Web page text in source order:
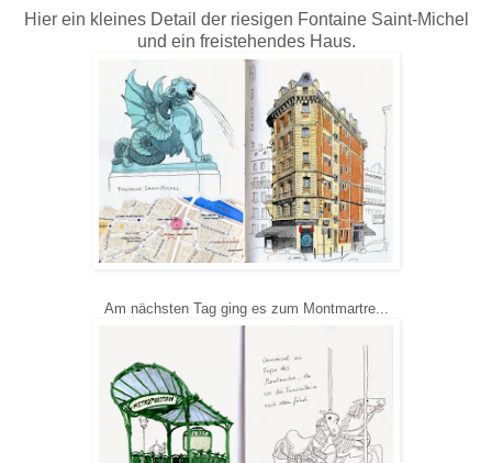
Hier ein kleines Detail der riesigen Fontaine Saint-Michel
und ein freistehendes Haus.
Am nächsten Tag ging es zum Montmartre...